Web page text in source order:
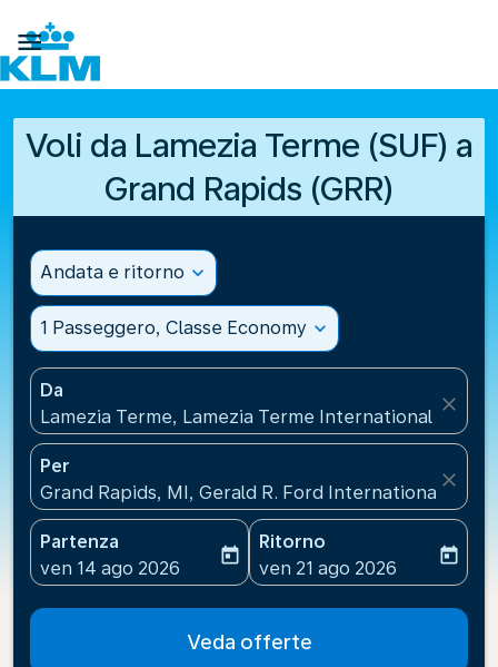

Voli da Lamezia Terme (SUF) a
Grand Rapids (GRR)
Andata e ritorno expand_more
1 Passeggero, Classe Economy expand_more
Da
Lamezia Terme, Lamezia Terme International
close
Per
Grand Rapids, MI, Gerald R. Ford International
close
Partenza
fc-booking-departure-date-aria-label
ven 14 ago 2026
today
Ritorno
fc-booking-return-date-
ven 21 ago 2026
today
Veda offerte